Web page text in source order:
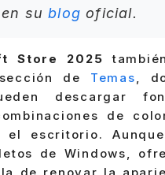
sublog oficial.
Store 2025
de Temas,
descargar
de
el escritorio.
de Windows,